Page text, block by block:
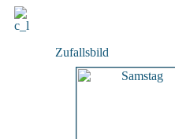
Zufallsbild